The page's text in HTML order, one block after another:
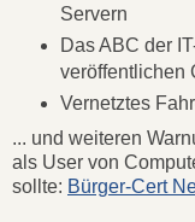
Servern
Das ABC der
veröffentlichen
Vernetztes
... und weiteren
als User von
sollte: Bürger-Cert